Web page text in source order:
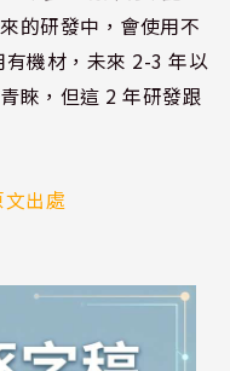
的研發中，會使用不
有機材，未來 2-3 年以
睞，但這 2 年研發跟
文出處